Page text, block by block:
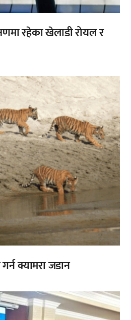
रहेका खेलाडी रोयल र
क्यामरा जडान